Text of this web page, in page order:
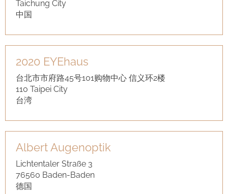
Taichung City
中国
2020 EYEhaus
台北市市府路45号101购物中心 信义环2楼
110 Taipei City
台湾
Albert Augenoptik
Lichtentaler Straße 3
76560 Baden-Baden
德国